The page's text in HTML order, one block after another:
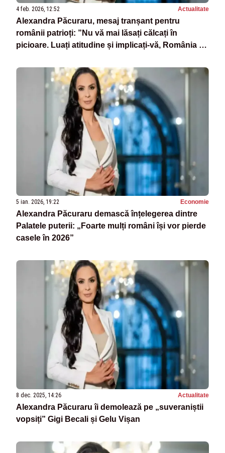
4 feb. 2026, 12:52 Actualitate
Alexandra Păcuraru, mesaj tranșant pentru
românii patrioți: ”Nu vă mai lăsați călcați în
picioare. Luați atitudine și implicați-vă, România nu
5 ian. 2026, 19:22 Economie
Alexandra Păcuraru demască înțelegerea dintre
Palatele puterii: „Foarte mulți români își vor pierde
casele în 2026”
8 dec. 2025, 14:26 Actualitate
Alexandra Păcuraru îi demolează pe „suveraniștii
vopsiți” Gigi Becali și Gelu Vișan